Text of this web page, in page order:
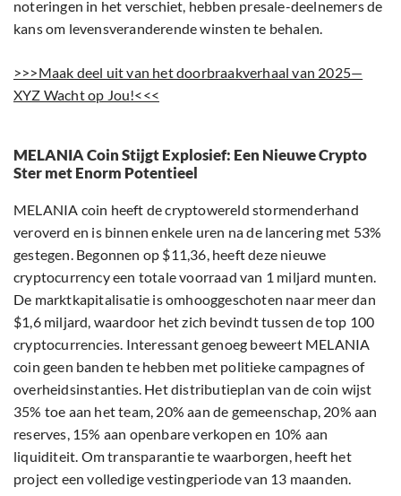
noteringen in het verschiet, hebben presale-deelnemers de
kans om levensveranderende winsten te behalen.
>>>Maak deel uit van het doorbraakverhaal van 2025—
XYZ Wacht op Jou!<<<
MELANIA Coin Stijgt Explosief: Een Nieuwe Crypto
Ster met Enorm Potentieel
MELANIA coin heeft de cryptowereld stormenderhand
veroverd en is binnen enkele uren na de lancering met 53%
gestegen. Begonnen op $11,36, heeft deze nieuwe
cryptocurrency een totale voorraad van 1 miljard munten.
De marktkapitalisatie is omhooggeschoten naar meer dan
$1,6 miljard, waardoor het zich bevindt tussen de top 100
cryptocurrencies. Interessant genoeg beweert MELANIA
coin geen banden te hebben met politieke campagnes of
overheidsinstanties. Het distributieplan van de coin wijst
35% toe aan het team, 20% aan de gemeenschap, 20% aan
reserves, 15% aan openbare verkopen en 10% aan
liquiditeit. Om transparantie te waarborgen, heeft het
project een volledige vestingperiode van 13 maanden.